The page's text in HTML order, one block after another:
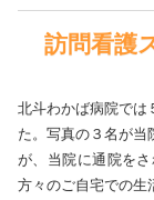
訪問看護
北斗わかば病院では
た。写真の３名が当
が、当院に通院を
方々のご自宅での生